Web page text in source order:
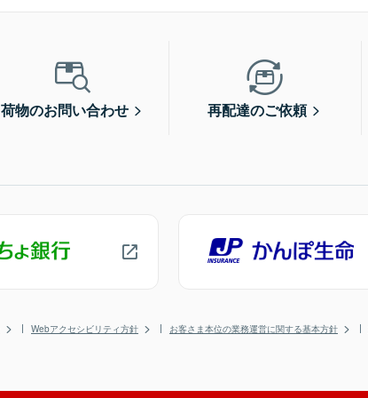
荷物のお問い合わせ 再配達のご依頼
Webアクセシビリティ方針 お客さま本位の業務運営に関する基本方針